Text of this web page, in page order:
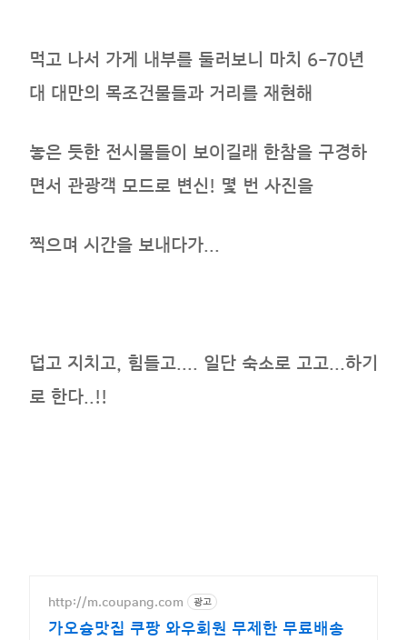
먹고 나서 가게 내부를 둘러보니 마치 6-70년
대 대만의 목조건물들과 거리를 재현해
놓은 듯한 전시물들이 보이길래 한참을 구경하
면서 관광객 모드로 변신! 몇 번 사진을
찍으며 시간을 보내다가...
덥고 지치고, 힘들고.... 일단 숙소로 고고...하기
로 한다..!!
http://m.coupang.com 광고
가오슝맛집 쿠팡 와우회원 무제한 무료배송